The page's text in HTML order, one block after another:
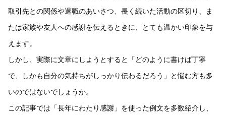
取引先との関係や退職のあいさつ、長く続いた活動の区切り、ま
たは家族や友人への感謝を伝えるときに、とても温かい印象を与
えます。
しかし、実際に文章にしようとすると「どのように書けば丁寧
で、しかも自分の気持ちがしっかり伝わるだろう」と悩む方も多
いのではないでしょうか。
この記事では「長年にわたり感謝」を使った例文を多数紹介し、